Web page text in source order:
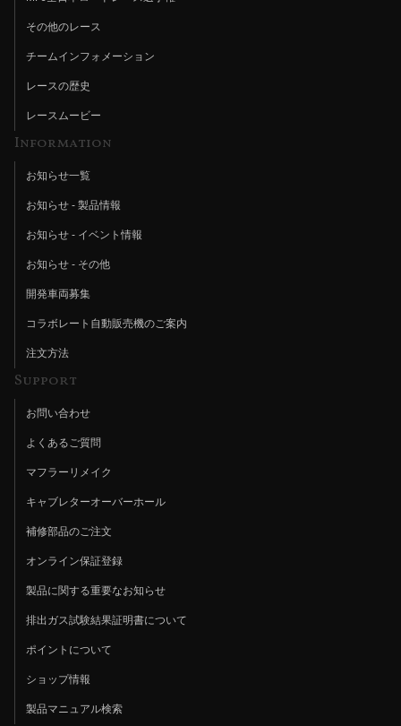
その他のレース
チームインフォメーション
レースの歴史
レースムービー
Information
お知らせ一覧
お知らせ - 製品情報
お知らせ - イベント情報
お知らせ - その他
開発車両募集
コラボレート自動販売機のご案内
注文方法
Support
お問い合わせ
よくあるご質問
マフラーリメイク
キャブレターオーバーホール
補修部品のご注文
オンライン保証登録
製品に関する重要なお知らせ
排出ガス試験結果証明書について
ポイントについて
ショップ情報
製品マニュアル検索